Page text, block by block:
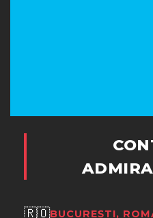
🇷🇴BUCUREȘTI,